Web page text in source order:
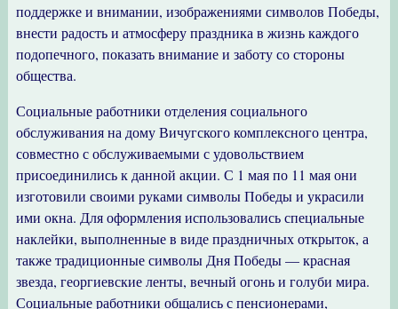
поддержке и внимании, изображениями символов Победы,
внести радость и атмосферу праздника в жизнь каждого
подопечного, показать внимание и заботу со стороны
общества.
Социальные работники отделения социального
обслуживания на дому Вичугского комплексного центра,
совместно с обслуживаемыми с удовольствием
присоединились к данной акции. С 1 мая по 11 мая они
изготовили своими руками символы Победы и украсили
ими окна. Для оформления использовались специальные
наклейки, выполненные в виде праздничных открыток, а
также традиционные символы Дня Победы — красная
звезда, георгиевские ленты, вечный огонь и голуби мира.
Социальные работники общались с пенсионерами,